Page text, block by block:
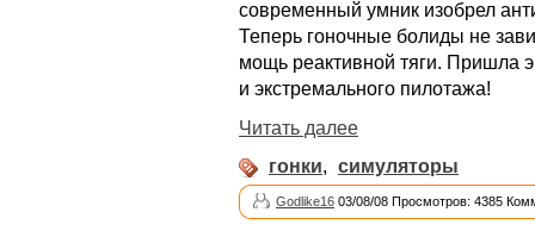
современный умник изобрел
Теперь гоночные болиды не
мощь реактивной тяги. Пришла
и экстремального пилотажа!
Читать далее
гонки, симуляторы
Godlike16 03/08/08 Просмотров: 4385